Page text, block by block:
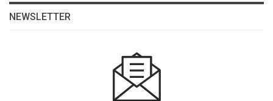
NEWSLETTER